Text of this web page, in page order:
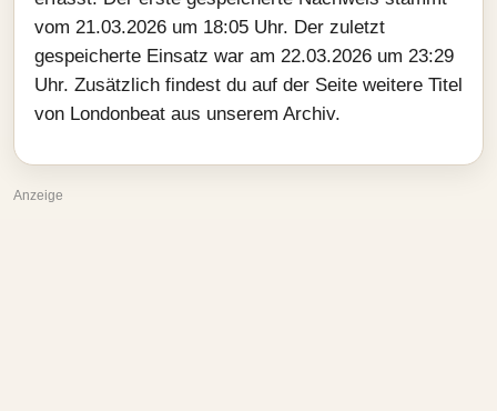
vom 21.03.2026 um 18:05 Uhr. Der zuletzt
gespeicherte Einsatz war am 22.03.2026 um 23:29
Uhr. Zusätzlich findest du auf der Seite weitere Titel
von Londonbeat aus unserem Archiv.
Anzeige